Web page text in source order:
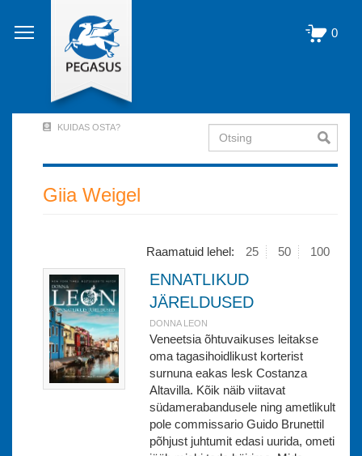
edasi
põhisisu
0
Account
Menu
KUIDAS OSTA? Otsing
Giia Weigel
Raamatuid lehel: 25 50 100
ENNATLIKUD
JÄRELDUSED
DONNA LEON
Veneetsia õhtuvaikuses leitakse
oma tagasihoidlikust korterist
surnuna eakas lesk Costanza
Altavilla. Kõik näib viitavat
südamerabandusele ning ametlikult
pole commissario Guido Brunettil
põhjust juhtumit edasi uurida, ometi